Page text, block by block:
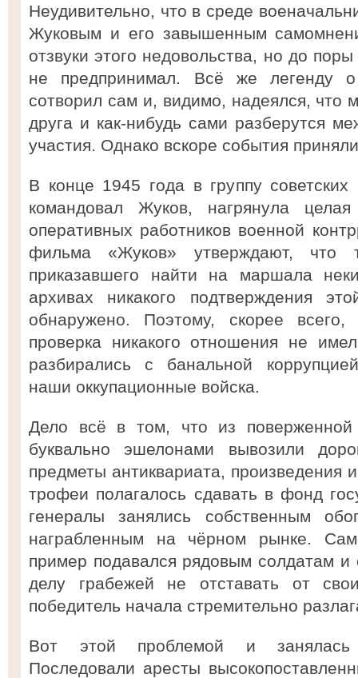
Неудивительно, что в среде
Жуковым и его завышенным
отзвуки этого недовольства, но до
не предпринимал. Всё же легенду
сотворил сам и, видимо, надеялся, что
друга и как-нибудь сами разберутся
участия. Однако вскоре события
В конце 1945 года в группу
командовал Жуков, нагрянула
оперативных работников военной
фильма «Жуков» утверждают, что
приказавшего найти на маршала
архивах никакого подтверждения
обнаружено. Поэтому, скорее
проверка никакого отношения не
разбирались с банальной
наши оккупационные войска.
Дело всё в том, что из
буквально эшелонами вывозили
предметы антиквариата, произведения
трофеи полагалось сдавать в фонд
генералы занялись собственным
награбленным на чёрном рынке.
пример подавался рядовым солдатам
делу грабежей не отставать от
победитель начала стремительно
Вот этой проблемой и занялась
Последовали аресты